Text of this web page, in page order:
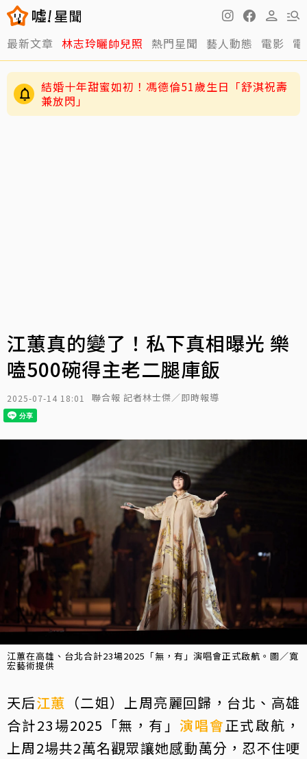
最新文章 林志玲曬帥兒照 熱門星聞 藝人動態 電影
結婚十年甜蜜如初！馮德倫51歲生日「舒淇祝壽
兼放閃」
江蕙真的變了！私下真相曝光 樂
嗑500碗得主老二腿庫飯
2025-07-14 18:01 聯合報 記者林士傑／即時報導
江蕙在高雄、台北合計23場2025「無，有」演唱會正式啟航。圖／寬
宏藝術提供
天后江蕙 （二姐）上周亮麗回歸，台北、高雄
合計23場2025「無，有」 演唱會正式啟航，
上周2場共2萬名觀眾讓她感動萬分，忍不住哽